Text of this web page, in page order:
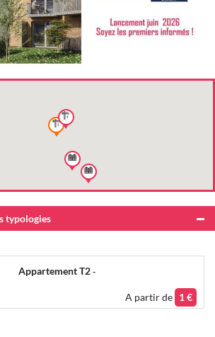
typologies
Appartement T2 -
A partir de 1 €